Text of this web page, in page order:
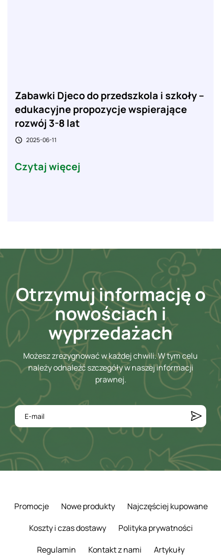
Zabawki Djeco do przedszkola i szkoły –
edukacyjne propozycje wspierające
rozwój 3-8 lat
 2025-06-11
Czytaj więcej
Otrzymuj informację o
nowościach i
wyprzedażach
Możesz zrezygnować w każdej chwili. W tym celu
należy odnaleźć szczegóły w naszej informacji
prawnej.
Promocje Nowe produkty
Najczęściej kupowane
Koszty i czas dostawy
Polityka prywatności
Regulamin
Kontakt z nami Artykuły